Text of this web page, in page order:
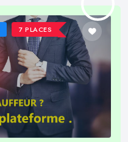
7 PLACES